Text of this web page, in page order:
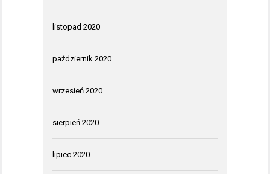
listopad 2020
październik 2020
wrzesień 2020
sierpień 2020
lipiec 2020